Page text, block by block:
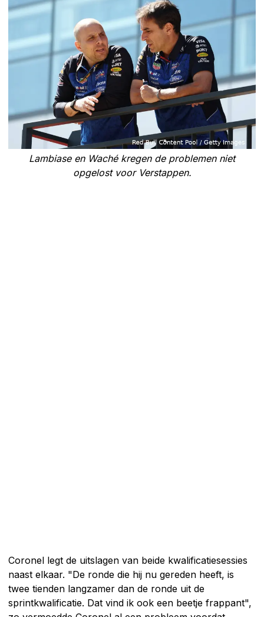
Lambiase en Waché kregen de problemen niet
opgelost voor Verstappen.
Coronel legt de uitslagen van beide kwalificatiesessies
naast elkaar. "De ronde die hij nu gereden heeft, is
twee tienden langzamer dan de ronde uit de
sprintkwalificatie. Dat vind ik ook een beetje frappant",